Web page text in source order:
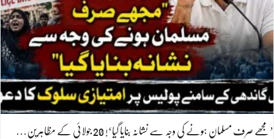
’مجھے صرف مسلمان ہونے کی وجہ سے نشانہ بنایا گیا‘! 20 جولائی کے مظاہرین…